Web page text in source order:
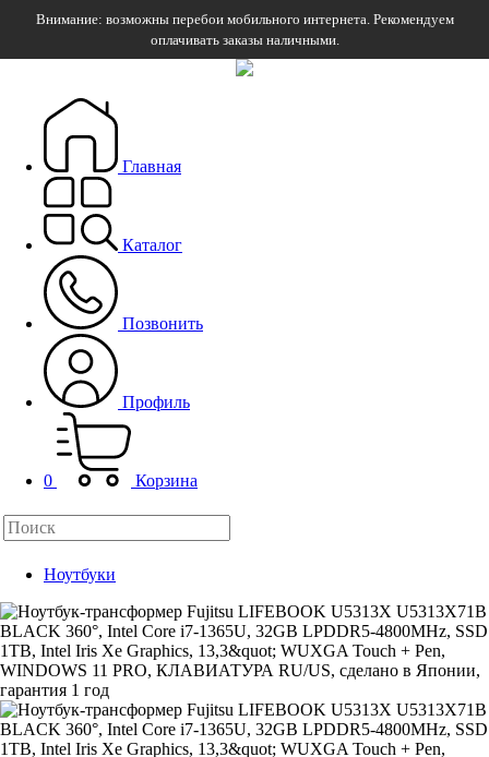
Внимание: возможны перебои мобильного интернета. Рекомендуем
оплачивать заказы наличными.
Главная
Каталог
Позвонить
Профиль
0 Корзина
Ноутбуки